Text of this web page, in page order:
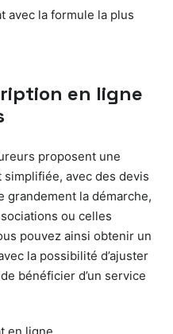
avec la formule la plus
en ligne
proposent une
avec des devis
grandement la démarche,
ou celles
pouvez ainsi obtenir un
la possibilité d’ajuster
bénéficier d’un service